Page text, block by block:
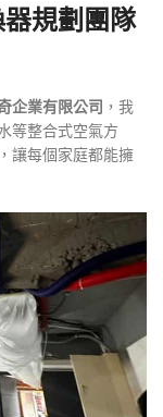
規劃團隊
企業有限公司 ，我
等整合式空氣方
讓每個家庭都能擁